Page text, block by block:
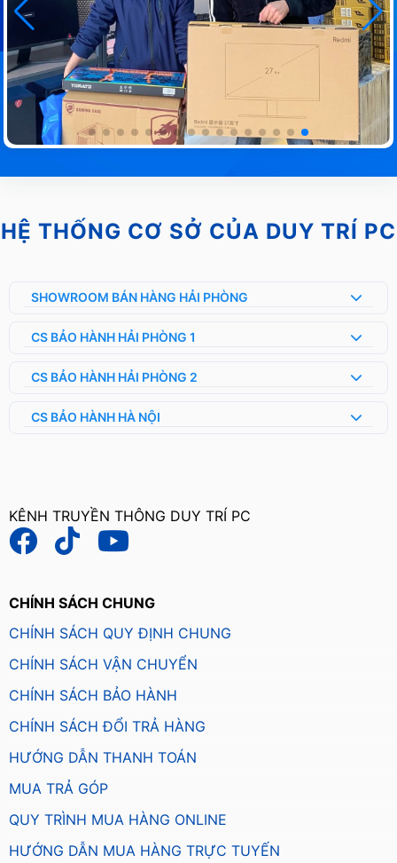
HỆ THỐNG CƠ SỞ CỦA DUY TRÍ PC
SHOWROOM BÁN HÀNG HẢI PHÒNG
CS BẢO HÀNH HẢI PHÒNG 1
CS BẢO HÀNH HẢI PHÒNG 2
CS BẢO HÀNH HÀ NỘI
KÊNH TRUYỀN THÔNG DUY TRÍ PC
CHÍNH SÁCH CHUNG
CHÍNH SÁCH QUY ĐỊNH CHUNG
CHÍNH SÁCH VẬN CHUYỂN
CHÍNH SÁCH BẢO HÀNH
CHÍNH SÁCH ĐỔI TRẢ HÀNG
HƯỚNG DẪN THANH TOÁN
MUA TRẢ GÓP
QUY TRÌNH MUA HÀNG ONLINE
HƯỚNG DẪN MUA HÀNG TRỰC TUYẾN